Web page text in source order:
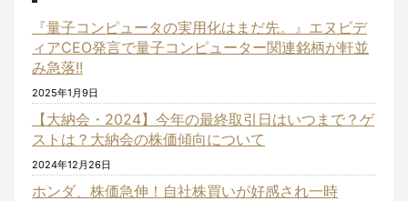
『量子コンピュータの実用化はまだ先。』エヌビデ
ィアCEO発言で量子コンピューター関連銘柄が軒並
み急落!!
2025年1月9日
【大納会・2024】今年の最終取引日はいつまで？ゲ
ストは？大納会の株価傾向について
2024年12月26日
ホンダ、株価急伸！自社株買いが好感され一時